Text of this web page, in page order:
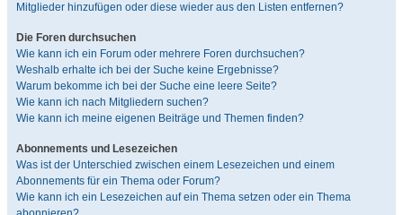
Mitglieder hinzufügen oder diese wieder aus den Listen entfernen?
Die Foren durchsuchen
Wie kann ich ein Forum oder mehrere Foren durchsuchen?
Weshalb erhalte ich bei der Suche keine Ergebnisse?
Warum bekomme ich bei der Suche eine leere Seite?
Wie kann ich nach Mitgliedern suchen?
Wie kann ich meine eigenen Beiträge und Themen finden?
Abonnements und Lesezeichen
Was ist der Unterschied zwischen einem Lesezeichen und einem
Abonnements für ein Thema oder Forum?
Wie kann ich ein Lesezeichen auf ein Thema setzen oder ein Thema